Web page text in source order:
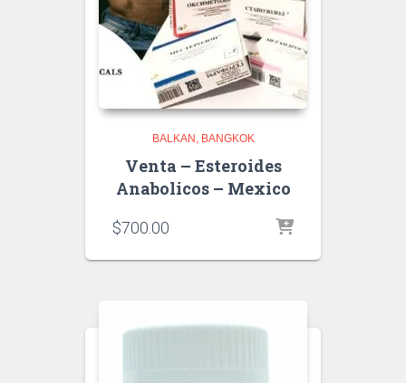
BALKAN BANGKOK
Venta – Esteroides
Anabolicos – Mexico
$700.00